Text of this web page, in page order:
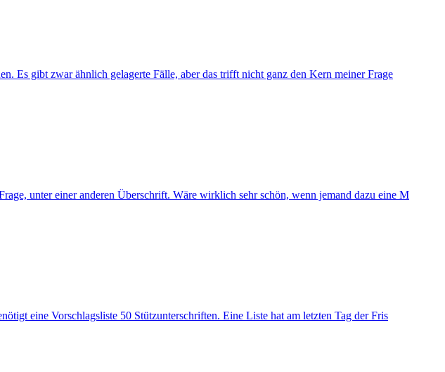
Es gibt zwar ähnlich gelagerte Fälle, aber das trifft nicht ganz den Kern meiner Frage
unter einer anderen Überschrift. Wäre wirklich sehr schön, wenn jemand dazu eine M
eine Vorschlagsliste 50 Stützunterschriften. Eine Liste hat am letzten Tag der Fris